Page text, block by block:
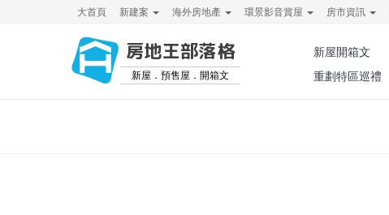
大首頁 新建案 海外房地產 環景影音賞屋 房市資訊
房地王部落格
新屋．預售屋．開箱文
新屋開箱文
重劃特區巡禮